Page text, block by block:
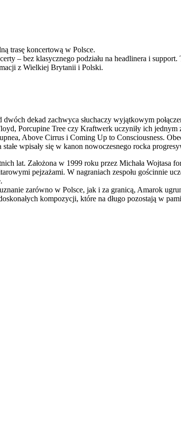
trasę koncertową w Polsce.
– bez klasycznego podziału na headlinera i
z Wielkiej Brytanii i Polski.
dekad zachwyca słuchaczy wyjątkowym
Porcupine Tree czy Kraftwerk uczyniły ich
Above Cirrus i Coming Up to Consciousness.
wpisały się w kanon nowoczesnego rocka
lat. Założona w 1999 roku przez Michała Wojtasa
pejzażami. W nagraniach zespołu gościnnie
zarówno w Polsce, jak i za granicą, Amarok
kompozycji, które na długo pozostają w